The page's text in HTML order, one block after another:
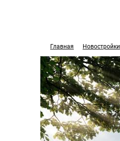
Главная Новостройки